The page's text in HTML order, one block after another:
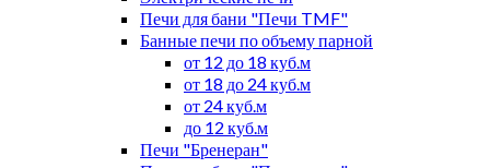
Печи для бани "Печи TMF"
Банные печи по объему парной
от 12 до 18 куб.м
от 18 до 24 куб.м
от 24 куб.м
до 12 куб.м
Печи "Бренеран"